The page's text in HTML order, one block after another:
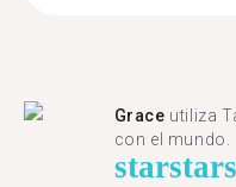
Grace utiliza
con el mundo.
starstar